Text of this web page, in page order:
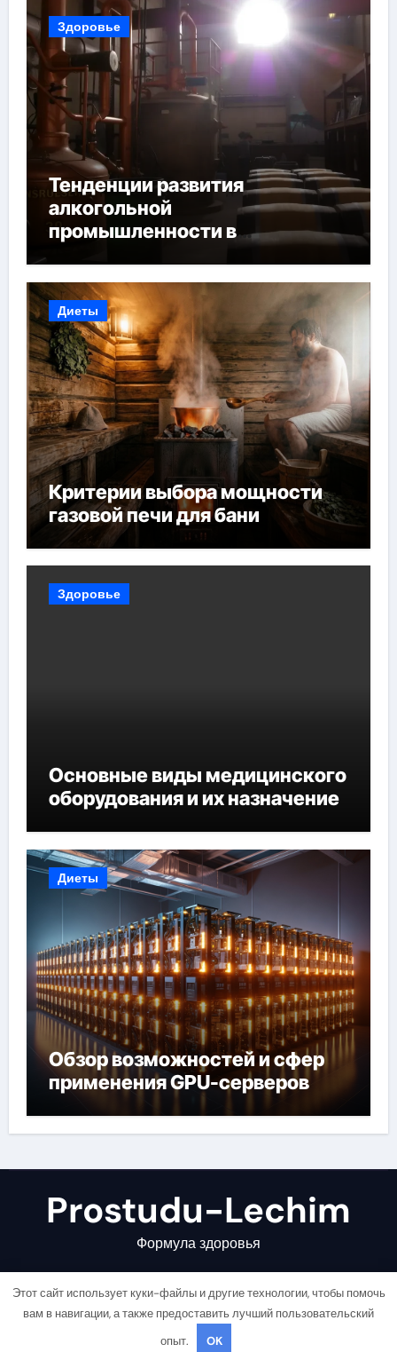
Здоровье
Тенденции развития
алкогольной
промышленности в
Диеты
Критерии выбора мощности
газовой печи для бани
Здоровье
Основные виды медицинского
оборудования и их назначение
Диеты
Обзор возможностей и сфер
применения GPU-серверов
Prostudu-Lechim
Формула здоровья
Copyright © All rights reserved |
Этот сайт использует куки-файлы и другие технологии, чтобы помочь
вам в навигации, а также предоставить лучший пользовательский
опыт.
OK